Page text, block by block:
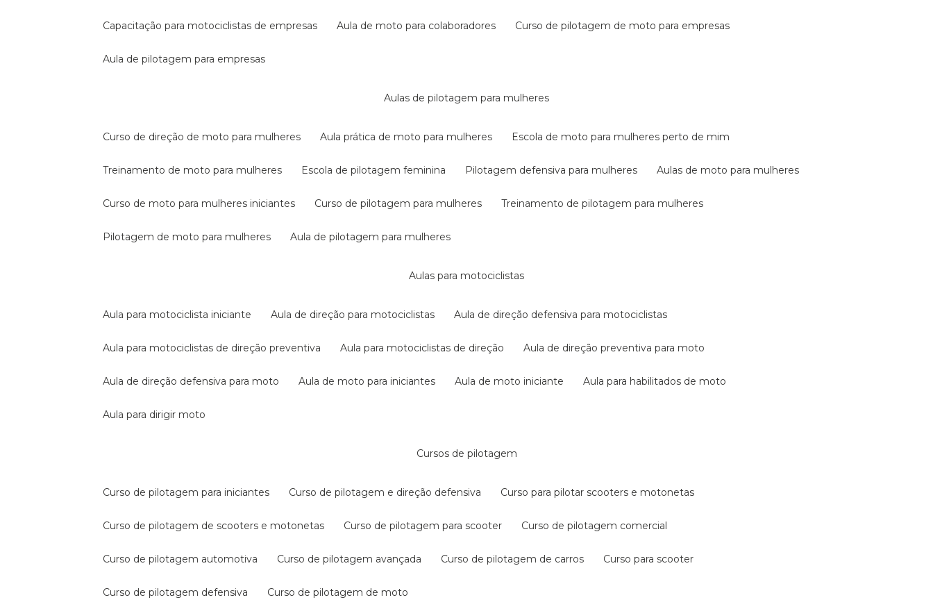
capacitação para motociclistas de empresas aula de moto para colaboradores curso de pilotagem de moto para empresas
aula de pilotagem para empresas
aulas de pilotagem para mulheres
curso de direção de moto para mulheres aula prática de moto para mulheres escola de moto para mulheres perto de mim
treinamento de moto para mulheres escola de pilotagem feminina pilotagem defensiva para mulheres aulas de moto para mulheres
curso de moto para mulheres iniciantes curso de pilotagem para mulheres treinamento de pilotagem para mulheres
pilotagem de moto para mulheres aula de pilotagem para mulheres
aulas para motociclistas
aula para motociclista iniciante aula de direção para motociclistas aula de direção defensiva para motociclistas
aula para motociclistas de direção preventiva aula para motociclistas de direção aula de direção preventiva para moto
aula de direção defensiva para moto aula de moto para iniciantes aula de moto iniciante aula para habilitados de moto
aula para dirigir moto
cursos de pilotagem
curso de pilotagem para iniciantes curso de pilotagem e direção defensiva curso para pilotar scooters e motonetas
curso de pilotagem de scooters e motonetas curso de pilotagem para scooter curso de pilotagem comercial
curso de pilotagem automotiva curso de pilotagem avançada curso de pilotagem de carros curso para scooter
curso de pilotagem defensiva curso de pilotagem de moto